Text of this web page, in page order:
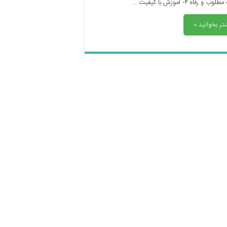
رفاه ۴- آموزش با کیفیت …
بخوانید »